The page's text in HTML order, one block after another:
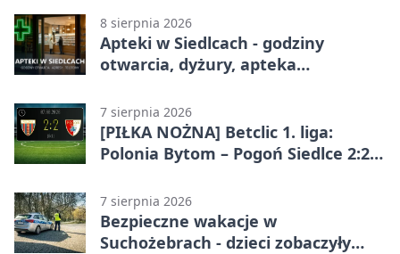
8 sierpnia 2026
Apteki w Siedlcach - godziny
otwarcia, dyżury, apteka
7 sierpnia 2026
[PIŁKA NOŻNA] Betclic 1. liga:
Polonia Bytom – Pogoń Siedlce 2:2.
emocjonującej końcówce
7 sierpnia 2026
Bezpieczne wakacje w
Suchożebrach - dzieci zobaczyły